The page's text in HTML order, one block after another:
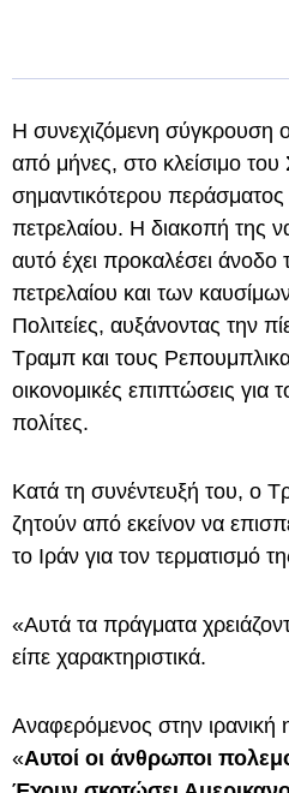
Η συνεχιζόμενη σύγκρουση
από μήνες, στο κλείσιμο
σημαντικότερου
πετρελαίου. Η διακοπή της
αυτό έχει προκαλέσει άνοδο
πετρελαίου και των
Πολιτείες, αυξάνοντας την
Τραμπ και τους
οικονομικές επιπτώσεις για
πολίτες.
Κατά τη συνέντευξή του, ο
ζητούν από εκείνον να
το Ιράν για τον τερματισμό
«Αυτά τα πράγματα
είπε χαρακτηριστικά.
Αναφερόμενος στην ιρανική
«Αυτοί οι άνθρωποι